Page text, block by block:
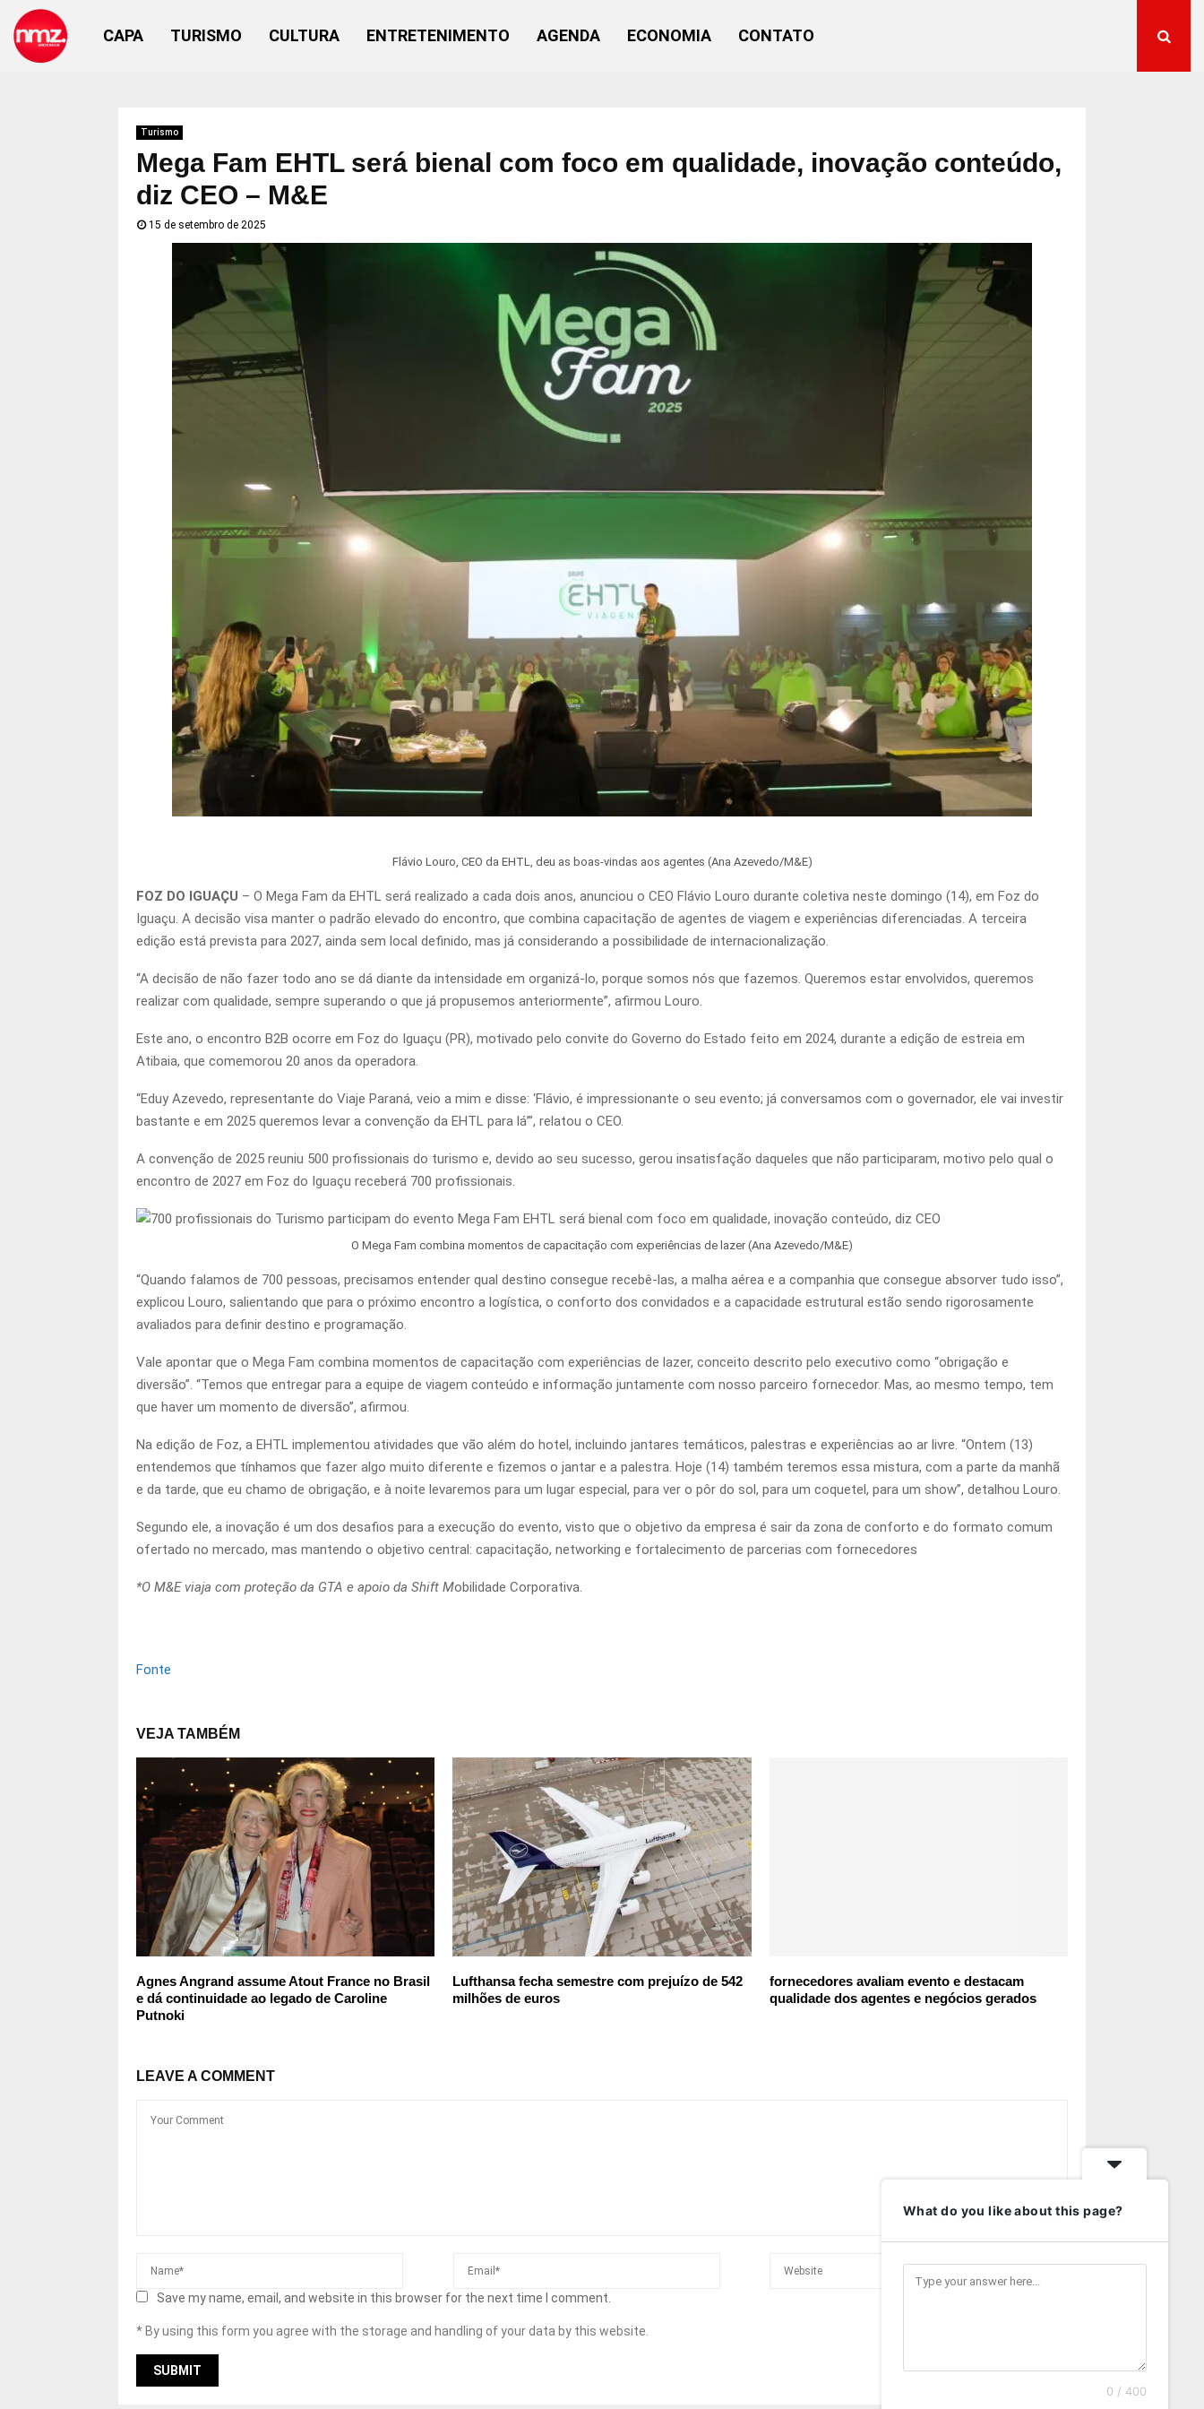
CAPA TURISMO CULTURA ENTRETENIMENTO AGENDA ECONOMIA CONTATO
Turismo
Mega Fam EHTL será bienal com foco em qualidade, inovação conteúdo,
diz CEO – M&E
15 de setembro de 2025
Flávio Louro, CEO da EHTL, deu as boas-vindas aos agentes (Ana Azevedo/M&E)
FOZ DO IGUAÇU – O Mega Fam da EHTL será realizado a cada dois anos, anunciou o CEO Flávio Louro durante coletiva neste domingo (14), em Foz do
Iguaçu. A decisão visa manter o padrão elevado do encontro, que combina capacitação de agentes de viagem e experiências diferenciadas. A terceira
edição está prevista para 2027, ainda sem local definido, mas já considerando a possibilidade de internacionalização.
“A decisão de não fazer todo ano se dá diante da intensidade em organizá-lo, porque somos nós que fazemos. Queremos estar envolvidos, queremos
realizar com qualidade, sempre superando o que já propusemos anteriormente”, afirmou Louro.
Este ano, o encontro B2B ocorre em Foz do Iguaçu (PR), motivado pelo convite do Governo do Estado feito em 2024, durante a edição de estreia em
Atibaia, que comemorou 20 anos da operadora.
“Eduy Azevedo, representante do Viaje Paraná, veio a mim e disse: ‘Flávio, é impressionante o seu evento; já conversamos com o governador, ele vai investir
bastante e em 2025 queremos levar a convenção da EHTL para lá’”, relatou o CEO.
A convenção de 2025 reuniu 500 profissionais do turismo e, devido ao seu sucesso, gerou insatisfação daqueles que não participaram, motivo pelo qual o
encontro de 2027 em Foz do Iguaçu receberá 700 profissionais.
O Mega Fam combina momentos de capacitação com experiências de lazer (Ana Azevedo/M&E)
“Quando falamos de 700 pessoas, precisamos entender qual destino consegue recebê-las, a malha aérea e a companhia que consegue absorver tudo isso”,
explicou Louro, salientando que para o próximo encontro a logística, o conforto dos convidados e a capacidade estrutural estão sendo rigorosamente
avaliados para definir destino e programação.
Vale apontar que o Mega Fam combina momentos de capacitação com experiências de lazer, conceito descrito pelo executivo como “obrigação e
diversão”. “Temos que entregar para a equipe de viagem conteúdo e informação juntamente com nosso parceiro fornecedor. Mas, ao mesmo tempo, tem
que haver um momento de diversão”, afirmou.
Na edição de Foz, a EHTL implementou atividades que vão além do hotel, incluindo jantares temáticos, palestras e experiências ao ar livre. “Ontem (13)
entendemos que tínhamos que fazer algo muito diferente e fizemos o jantar e a palestra. Hoje (14) também teremos essa mistura, com a parte da manhã
e da tarde, que eu chamo de obrigação, e à noite levaremos para um lugar especial, para ver o pôr do sol, para um coquetel, para um show”, detalhou Louro.
Segundo ele, a inovação é um dos desafios para a execução do evento, visto que o objetivo da empresa é sair da zona de conforto e do formato comum
ofertado no mercado, mas mantendo o objetivo central: capacitação, networking e fortalecimento de parcerias com fornecedores
*O M&E viaja com proteção da GTA e apoio da Shift Mobilidade Corporativa.
Fonte
VEJA TAMBÉM
Agnes Angrand assume Atout France no Brasil
e dá continuidade ao legado de Caroline
Putnoki
Lufthansa fecha semestre com prejuízo de 542
milhões de euros
fornecedores avaliam evento e destacam
qualidade dos agentes e negócios gerados
LEAVE A COMMENT
Save my name, email, and website in this browser for the next time I comment.
* By using this form you agree with the storage and handling of your data by this website.
What do you like about this page?
0 / 400